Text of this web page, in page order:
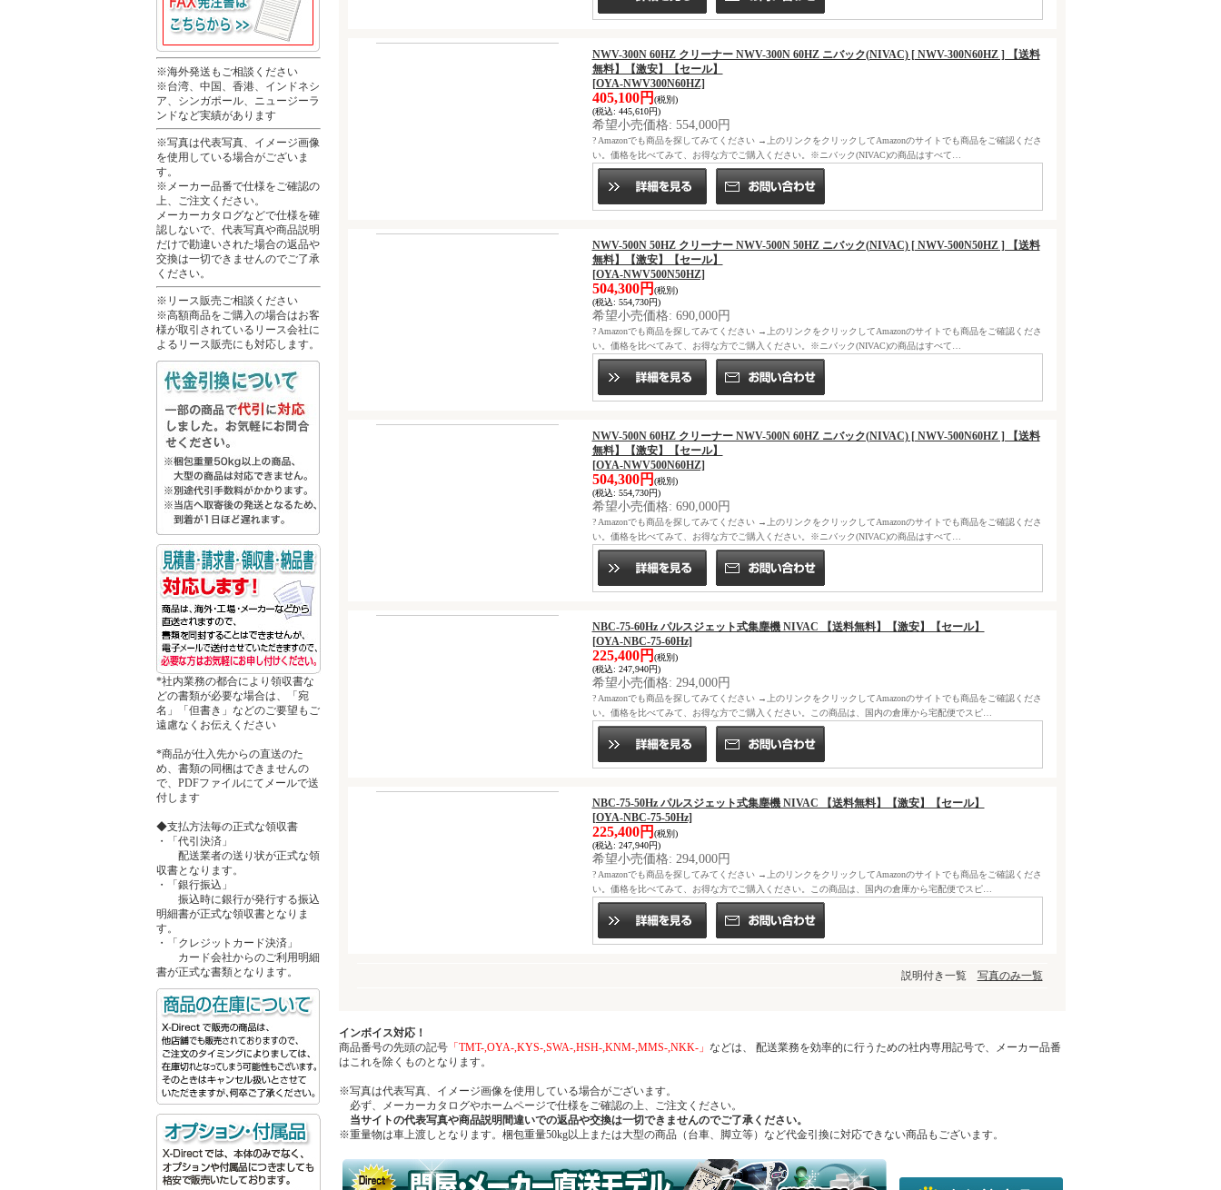
※海外発送もご相談ください
※台湾、中国、香港、インドネシ
ア、シンガポール、ニュージーラ
ンドなど実績があります
※写真は代表写真、イメージ画像
を使用している場合がございま
す。
※メーカー品番で仕様をご確認の
上、ご注文ください。
メーカーカタログなどで仕様を確
認しないで、代表写真や商品説明
だけで勘違いされた場合の返品や
交換は一切できませんのでご了承
ください。
※リース販売ご相談ください
※高額商品をご購入の場合はお客
様が取引されているリース会社に
よるリース販売にも対応します。
*社内業務の都合により領収書な
どの書類が必要な場合は、「宛
名」「但書き」などのご要望もご
遠慮なくお伝えください
*商品が仕入先からの直送のた
め、書類の同梱はできませんの
で、PDFファイルにてメールで送
付します
◆支払方法毎の正式な領収書
・「代引決済」
配送業者の送り状が正式な領
収書となります。
・「銀行振込」
振込時に銀行が発行する振込
明細書が正式な領収書となりま
す。
・「クレジットカード決済」
カード会社からのご利用明細
書が正式な書類となります。
NWV-300N 60HZ クリーナー NWV-300N 60HZ ニバック(NIVAC) [ NWV-300N60HZ ] 【送料
無料】【激安】【セール】
[OYA-NWV300N60HZ]
405,100円 (税別)
(税込: 445,610円)
希望小売価格: 554,000円
? Amazonでも商品を探してみてください →上のリンクをクリックしてAmazonのサイトでも商品をご確認くださ
い。価格を比べてみて、お得な方でご購入ください。※ニバック(NIVAC)の商品はすべて…
NWV-500N 50HZ クリーナー NWV-500N 50HZ ニバック(NIVAC) [ NWV-500N50HZ ] 【送料
無料】【激安】【セール】
[OYA-NWV500N50HZ]
504,300円 (税別)
(税込: 554,730円)
希望小売価格: 690,000円
? Amazonでも商品を探してみてください →上のリンクをクリックしてAmazonのサイトでも商品をご確認くださ
い。価格を比べてみて、お得な方でご購入ください。※ニバック(NIVAC)の商品はすべて…
NWV-500N 60HZ クリーナー NWV-500N 60HZ ニバック(NIVAC) [ NWV-500N60HZ ] 【送料
無料】【激安】【セール】
[OYA-NWV500N60HZ]
504,300円 (税別)
(税込: 554,730円)
希望小売価格: 690,000円
? Amazonでも商品を探してみてください →上のリンクをクリックしてAmazonのサイトでも商品をご確認くださ
い。価格を比べてみて、お得な方でご購入ください。※ニバック(NIVAC)の商品はすべて…
NBC-75-60Hz パルスジェット式集塵機 NIVAC 【送料無料】【激安】【セール】
[OYA-NBC-75-60Hz]
225,400円 (税別)
(税込: 247,940円)
希望小売価格: 294,000円
? Amazonでも商品を探してみてください →上のリンクをクリックしてAmazonのサイトでも商品をご確認くださ
い。価格を比べてみて、お得な方でご購入ください。この商品は、国内の倉庫から宅配便でスピ…
NBC-75-50Hz パルスジェット式集塵機 NIVAC 【送料無料】【激安】【セール】
[OYA-NBC-75-50Hz]
225,400円 (税別)
(税込: 247,940円)
希望小売価格: 294,000円
? Amazonでも商品を探してみてください →上のリンクをクリックしてAmazonのサイトでも商品をご確認くださ
い。価格を比べてみて、お得な方でご購入ください。この商品は、国内の倉庫から宅配便でスピ…
説明付き一覧 写真のみ一覧
インボイス対応！
商品番号の先頭の記号「TMT-,OYA-,KYS-,SWA-,HSH-,KNM-,MMS-,NKK-」 などは、 配送業務を効率的に行うための社内専用記号で、メーカー品番
はこれを除くものとなります。
※写真は代表写真、イメージ画像を使用している場合がございます。
必ず、メーカーカタログやホームページで仕様をご確認の上、ご注文ください。
当サイトの代表写真や商品説明間違いでの返品や交換は一切できませんのでご了承ください。
※重量物は車上渡しとなります。梱包重量50kg以上または大型の商品（台車、脚立等）など代金引換に対応できない商品もございます。